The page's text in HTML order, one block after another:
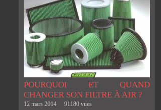
POURQUOI ET QUAND
CHANGER SON FILTRE À AIR ?
12 mars 2014 91180 vues